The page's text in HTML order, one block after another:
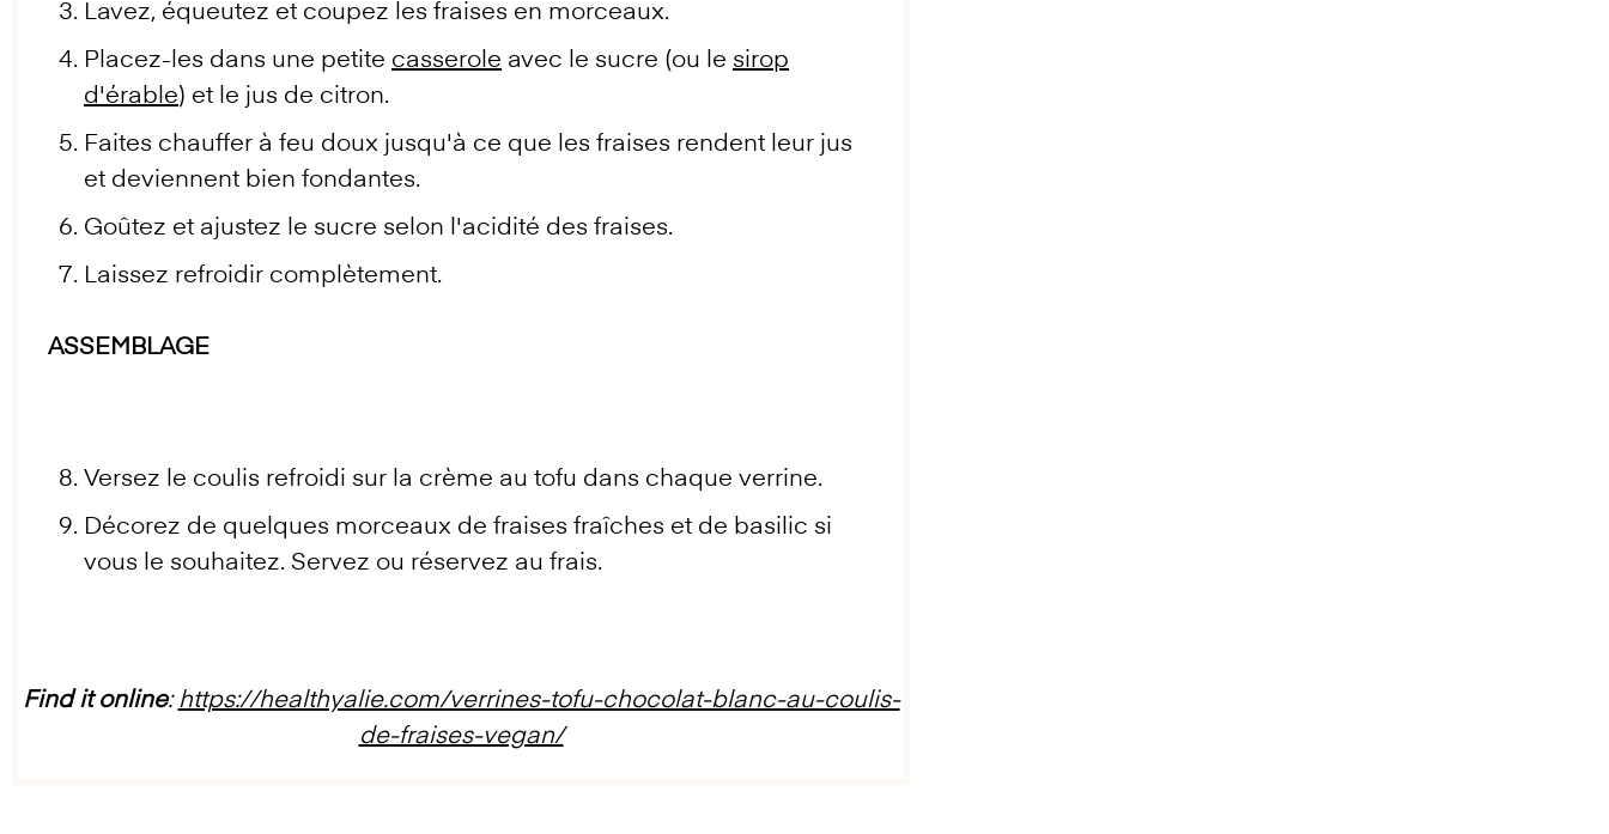
Lavez, équeutez et coupez les fraises en morceaux.
Placez-les dans une petite casserole avec le sucre (ou le sirop
d'érable) et le jus de citron.
Faites chauffer à feu doux jusqu'à ce que les fraises rendent leur jus
et deviennent bien fondantes.
Goûtez et ajustez le sucre selon l'acidité des fraises.
Laissez refroidir complètement.
ASSEMBLAGE
Versez le coulis refroidi sur la crème au tofu dans chaque verrine.
Décorez de quelques morceaux de fraises fraîches et de basilic si
vous le souhaitez. Servez ou réservez au frais.
Find it online: https://healthyalie.com/verrines-tofu-chocolat-blanc-au-coulis-
de-fraises-vegan/